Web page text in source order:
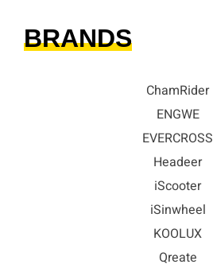
BRANDS
ChamRider
ENGWE
EVERCROSS
Headeer
iScooter
iSinwheel
KOOLUX
Qreate